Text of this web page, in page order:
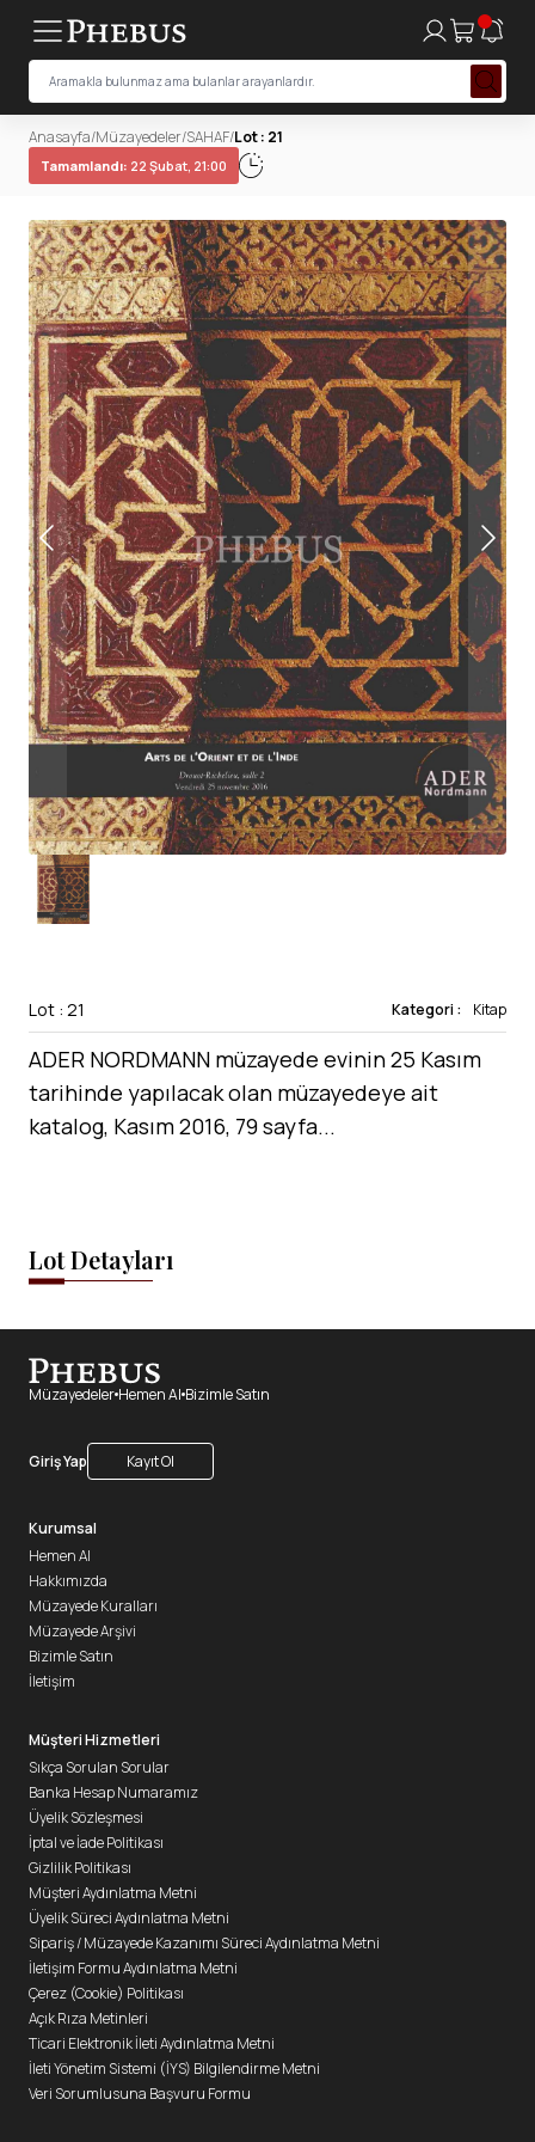
Anasayfa/Müzayedeler/SAHAF/Lot : 21
Tamamlandı: 22 Şubat, 21:00
Lot : 21 Kategori : Kitap
ADER NORDMANN müzayede evinin 25 Kasım
tarihinde yapılacak olan müzayedeye ait
katalog, Kasım 2016, 79 sayfa...
Lot Detayları
Müzayedeler Hemen Al Bizimle Satın
Giriş Yap Kayıt Ol
Kurumsal
Hemen Al
Hakkımızda
Müzayede Kuralları
Müzayede Arşivi
Bizimle Satın
İletişim
Müşteri Hizmetleri
Sıkça Sorulan Sorular
Banka Hesap Numaramız
Üyelik Sözleşmesi
İptal ve İade Politikası
Gizlilik Politikası
Müşteri Aydınlatma Metni
Üyelik Süreci Aydınlatma Metni
Sipariş / Müzayede Kazanımı Süreci Aydınlatma Metni
İletişim Formu Aydınlatma Metni
Çerez (Cookie) Politikası
Açık Rıza Metinleri
Ticari Elektronik İleti Aydınlatma Metni
İleti Yönetim Sistemi (İYS) Bilgilendirme Metni
Veri Sorumlusuna Başvuru Formu